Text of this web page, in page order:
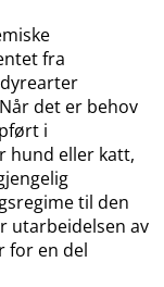
fra
det er behov
i
hund eller katt,
til den
utarbeidelsen av
for en del